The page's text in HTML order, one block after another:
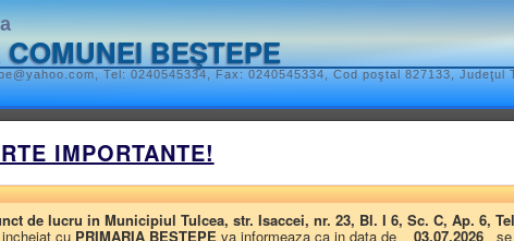
BEŞTEPE
Tel: 0240545334, Fax: 0240545334, Cod poştal 827133,
Monitorul oficial local
STATUTUL UNITĂȚII ADMINISTRATIV-TERITORIALE
REGULAMENTELE
HOTĂRÂRILE AUTORITĂȚII DELIBERATIVE
DISPOZIȚIILE AUTORITĂȚII
IMPORTANTE!
de lucru in Municipiul Tulcea, str. Isaccei, nr. 23, Bl. I 6, Sc. C, Ap. 6,
cu PRIMARIA BESTEPE va informeaza ca in data de 03.07.2026se